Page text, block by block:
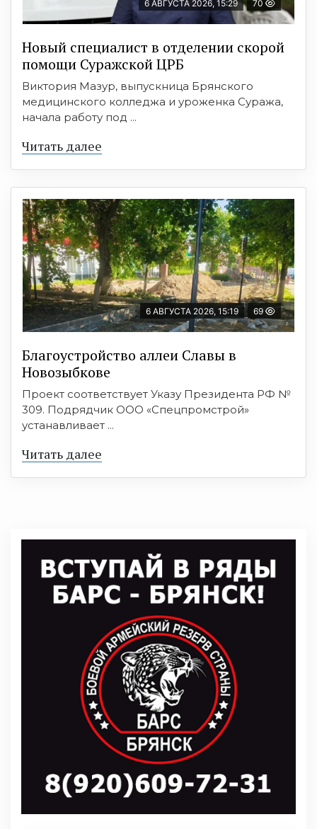
6 АВГУСТА 2026, 15:29 70
Новый специалист в отделении скорой
помощи Суражской ЦРБ
Виктория Мазур, выпускница Брянского
медицинского колледжа и уроженка Суража,
начала работу под ...
Читать далее
6 АВГУСТА 2026, 15:19 69
Благоустройство аллеи Славы в
Новозыбкове
Проект соответствует Указу Президента РФ №
309. Подрядчик ООО «Спецпромстрой»
устанавливает ...
Читать далее